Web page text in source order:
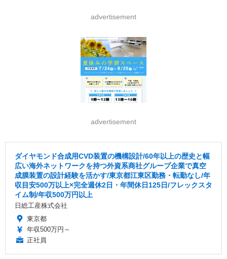
advertisement
advertisement
ダイヤモンド合成用CVD装置の機構設計/60年以上の歴史と幅
広い海外ネットワークを持つ外資系商社グループ企業で真空
成膜装置の設計経験を活かす/東京都江東区勤務・転勤なし/年
収目安500万以上×完全週休2日・年間休日125日/フレックスタ
イム制/年収500万円以上
日総工産株式会社
東京都
年収500万円～
正社員